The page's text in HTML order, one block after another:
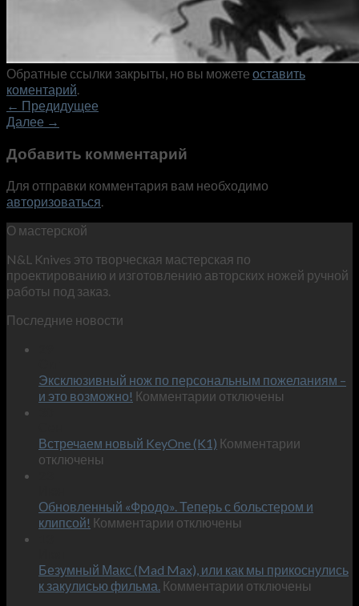
Обратные ссылки закрыты, но вы можете оставить
коментарий.
← Предидущее
Далее →
Добавить комментарий
Для отправки комментария вам необходимо
авторизоваться.
О мастерской
N&L Knives это творческая мастерская по
проектированию и изготовлению авторских ножей ручной
работы под заказ.
Последние новости
Эксклюзивный нож по персональным пожеланиям –
и это возможно! Комментарии к
нож
–
и
отключены
Встречаем новый KeyOne (K1) Комментарии
KeyOne
отключены
Обновленный «Фродо». Теперь с больстером и
клипсой! Комментарии к
«Фродо».
Теперь
отключены
Безумный Макс (Mad Max), или как мы прикоснулись
к закулисью фильма. Комментарии котключены